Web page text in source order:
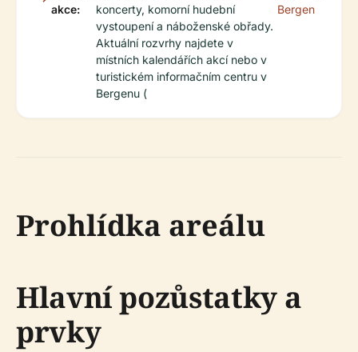
akce:
koncerty, komorní hudební
vystoupení a náboženské obřady.
Aktuální rozvrhy najdete v
místních kalendářích akcí nebo v
turistickém informačním centru v
Bergenu (
Bergen
Prohlídka areálu
Hlavní pozůstatky a
prvky